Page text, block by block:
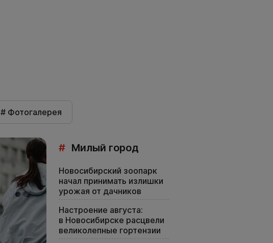
# Фотогалерея
# Милый город
Новосибирский зоопарк
начал принимать излишки
урожая от дачников
Настроение августа:
в Новосибирске расцвели
великолепные гортензии